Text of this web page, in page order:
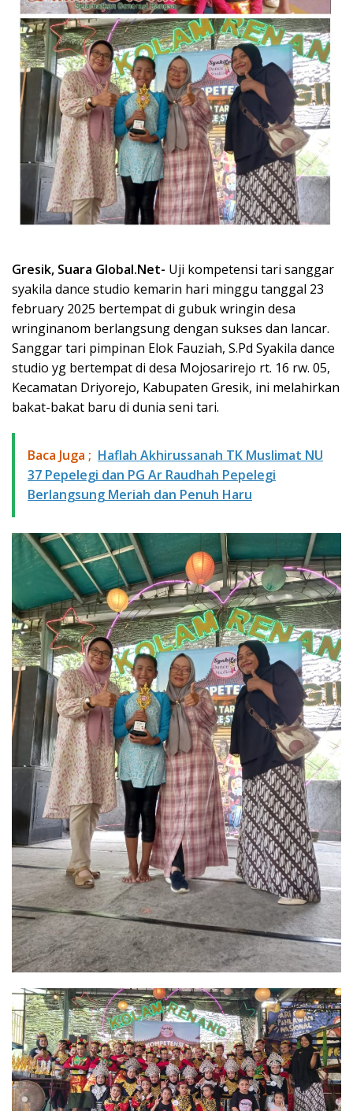
Gresik, Suara Global.Net- Uji kompetensi tari sanggar
syakila dance studio kemarin hari minggu tanggal 23
february 2025 bertempat di gubuk wringin desa
wringinanom berlangsung dengan sukses dan lancar.
Sanggar tari pimpinan Elok Fauziah, S.Pd Syakila dance
studio yg bertempat di desa Mojosarirejo rt. 16 rw. 05,
Kecamatan Driyorejo, Kabupaten Gresik, ini melahirkan
bakat-bakat baru di dunia seni tari.
Baca Juga ; Haflah Akhirussanah TK Muslimat NU
37 Pepelegi dan PG Ar Raudhah Pepelegi
Berlangsung Meriah dan Penuh Haru